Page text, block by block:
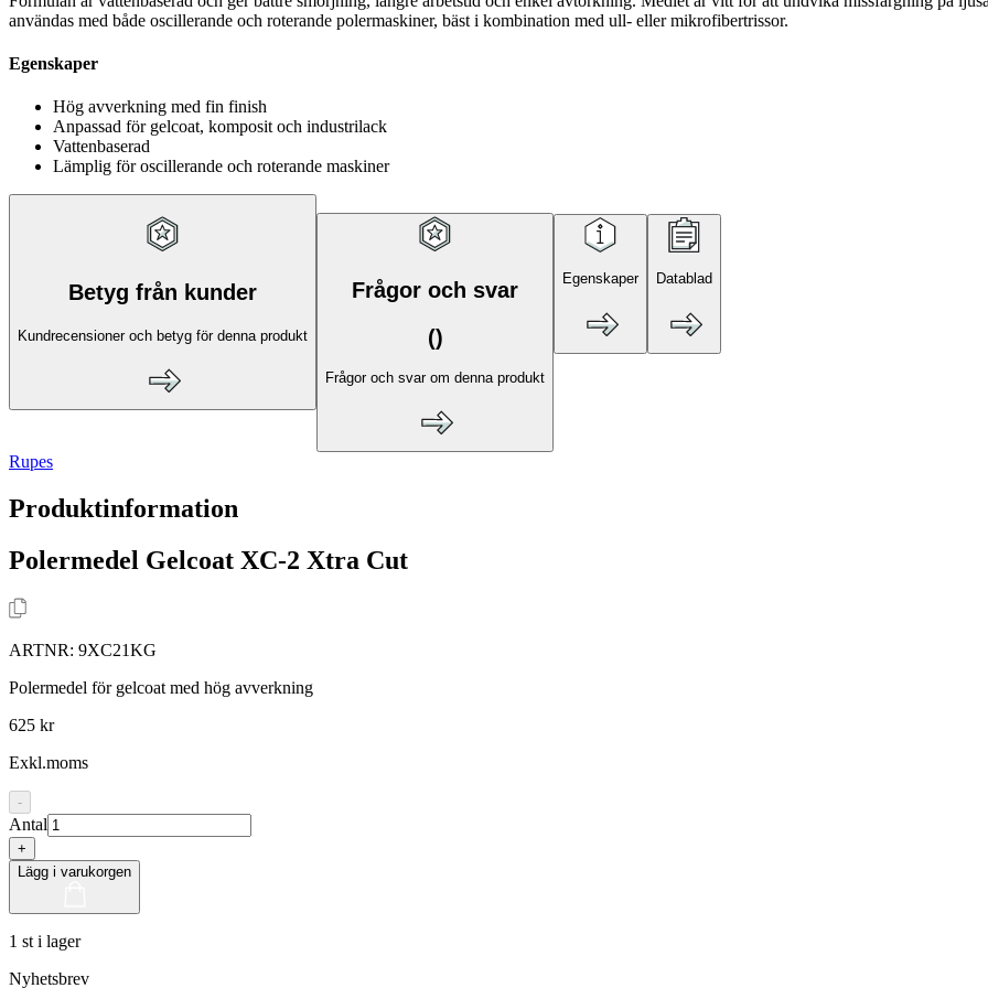
användas med både oscillerande och roterande polermaskiner, bäst i kombination med ull- eller mikrofibertrissor.
Egenskaper
Hög avverkning med fin finish
Anpassad för gelcoat, komposit och industrilack
Vattenbaserad
Lämplig för oscillerande och roterande maskiner
Betyg från kunder
Kundrecensioner och betyg för denna produkt
Frågor och svar
()
Frågor och svar om denna produkt
Egenskaper Datablad
Rupes
Produktinformation
Polermedel Gelcoat XC-2 Xtra Cut
ARTNR: 9XC21KG
Polermedel för gelcoat med hög avverkning
625 kr
Exkl.moms
-
Antal
+
Lägg i varukorgen
1 st i lager
Nyhetsbrev